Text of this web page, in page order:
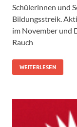
Schülerinnen und
Bildungsstreik.
im November und
Rauch
WEITERLESEN